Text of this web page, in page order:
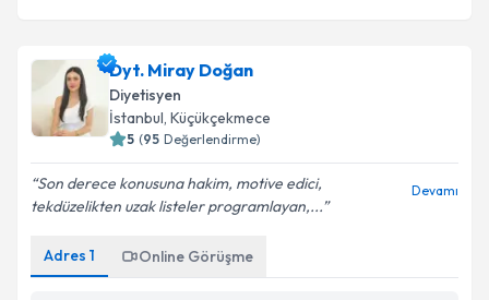
Dyt. Miray Doğan
Diyetisyen
İstanbul, Küçükçekmece
5 (95 Değerlendirme)
Son derece konusuna hakim, motive edici,
tekdüzelikten uzak listeler programlayan,...
Devamı
Adres 1 Online Görüşme